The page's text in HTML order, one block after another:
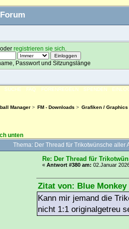
oderregistrieren sie sich
Passwort und Sitzungslänge
SUCHE FAQ FORENREGELN SPENDEN
Manager> FM - Downloads > Grafiken / Graphics
unten
Thema: Der Thread für Trikotwünsche
Re: Der Thread für
«Antwort #380 am: 02.Januar
Zitat von: Blue Monkey
Kann mir jemand die
nicht 1:1 originalgetreu